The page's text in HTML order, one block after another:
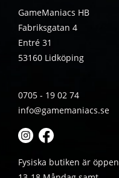
GameManiacs HB
Fabriksgatan 4
Entré 31
53160 Lidköping
0705 - 19 02 74
info@gamemaniacs.se
Fysiska butiken är öppen